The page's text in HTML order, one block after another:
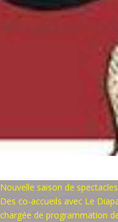
Nouvelle saison de spectacles
Des co-accueils avec Le
chargée de programmation